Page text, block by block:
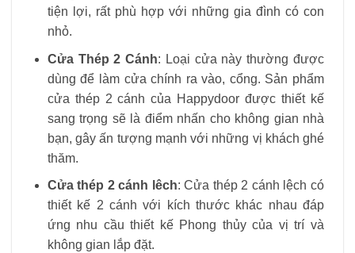
tiện lợi, rất phù hợp với những gia đình có con
nhỏ.
Cửa Thép 2 Cánh: Loại cửa này thường được
dùng để làm cửa chính ra vào, cổng. Sản phẩm
cửa thép 2 cánh của Happydoor được thiết kế
sang trọng sẽ là điểm nhấn cho không gian nhà
bạn, gây ấn tượng mạnh với những vị khách ghé
thăm.
Cửa thép 2 cánh lêch: Cửa thép 2 cánh lệch có
thiết kế 2 cánh với kích thước khác nhau đáp
ứng nhu cầu thiết kế Phong thủy của vị trí và
không gian lắp đặt.